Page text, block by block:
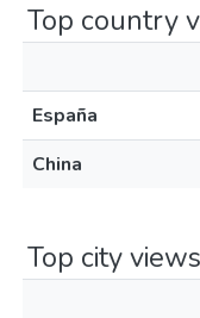
Top country
España
China
Top city views